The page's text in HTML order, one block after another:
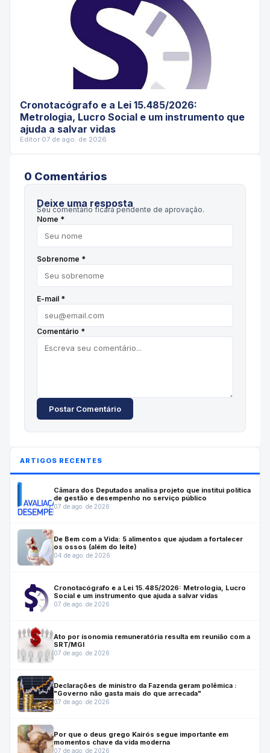
Cronotacógrafo e a Lei 15.485/2026:
Metrologia, Lucro Social e um instrumento que
ajuda a salvar vidas
Editor·07 de ago. de 2026
0 Comentários
Deixe uma resposta
Seu comentário ficará pendente de aprovação.
Nome *
Sobrenome *
E-mail *
Comentário *
Postar Comentário
ARTIGOS RECENTES
Câmara dos Deputados analisa projeto que institui política
de gestão e desempenho no serviço público
07 de ago. de 2026
De Bem com a Vida: 5 alimentos que ajudam a fortalecer
os ossos (além do leite)
04 de ago. de 2026
Cronotacógrafo e a Lei 15.485/2026: Metrologia, Lucro
Social e um instrumento que ajuda a salvar vidas
07 de ago. de 2026
Ato por isonomia remuneratória resulta em reunião com a
SRT/MGI
07 de ago. de 2026
Declarações de ministro da Fazenda geram polêmica :
"Governo não gasta mais do que arrecada"
07 de ago. de 2026
Por que o deus grego Kairós segue importante em
momentos chave da vida moderna
07 de ago. de 2026